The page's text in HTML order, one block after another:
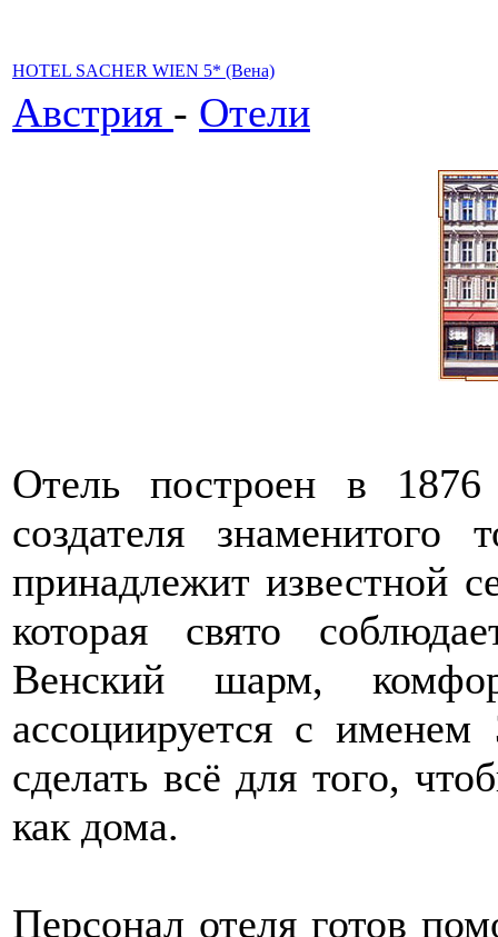
HOTEL SACHER WIEN 5* (Вена)
Австрия - Отели
Отель построен в
создателя
принадлежит известной
которая свято
Венский шарм,
ассоциируется с именем
сделать всё для того,
как дома.
Персонал отеля готов